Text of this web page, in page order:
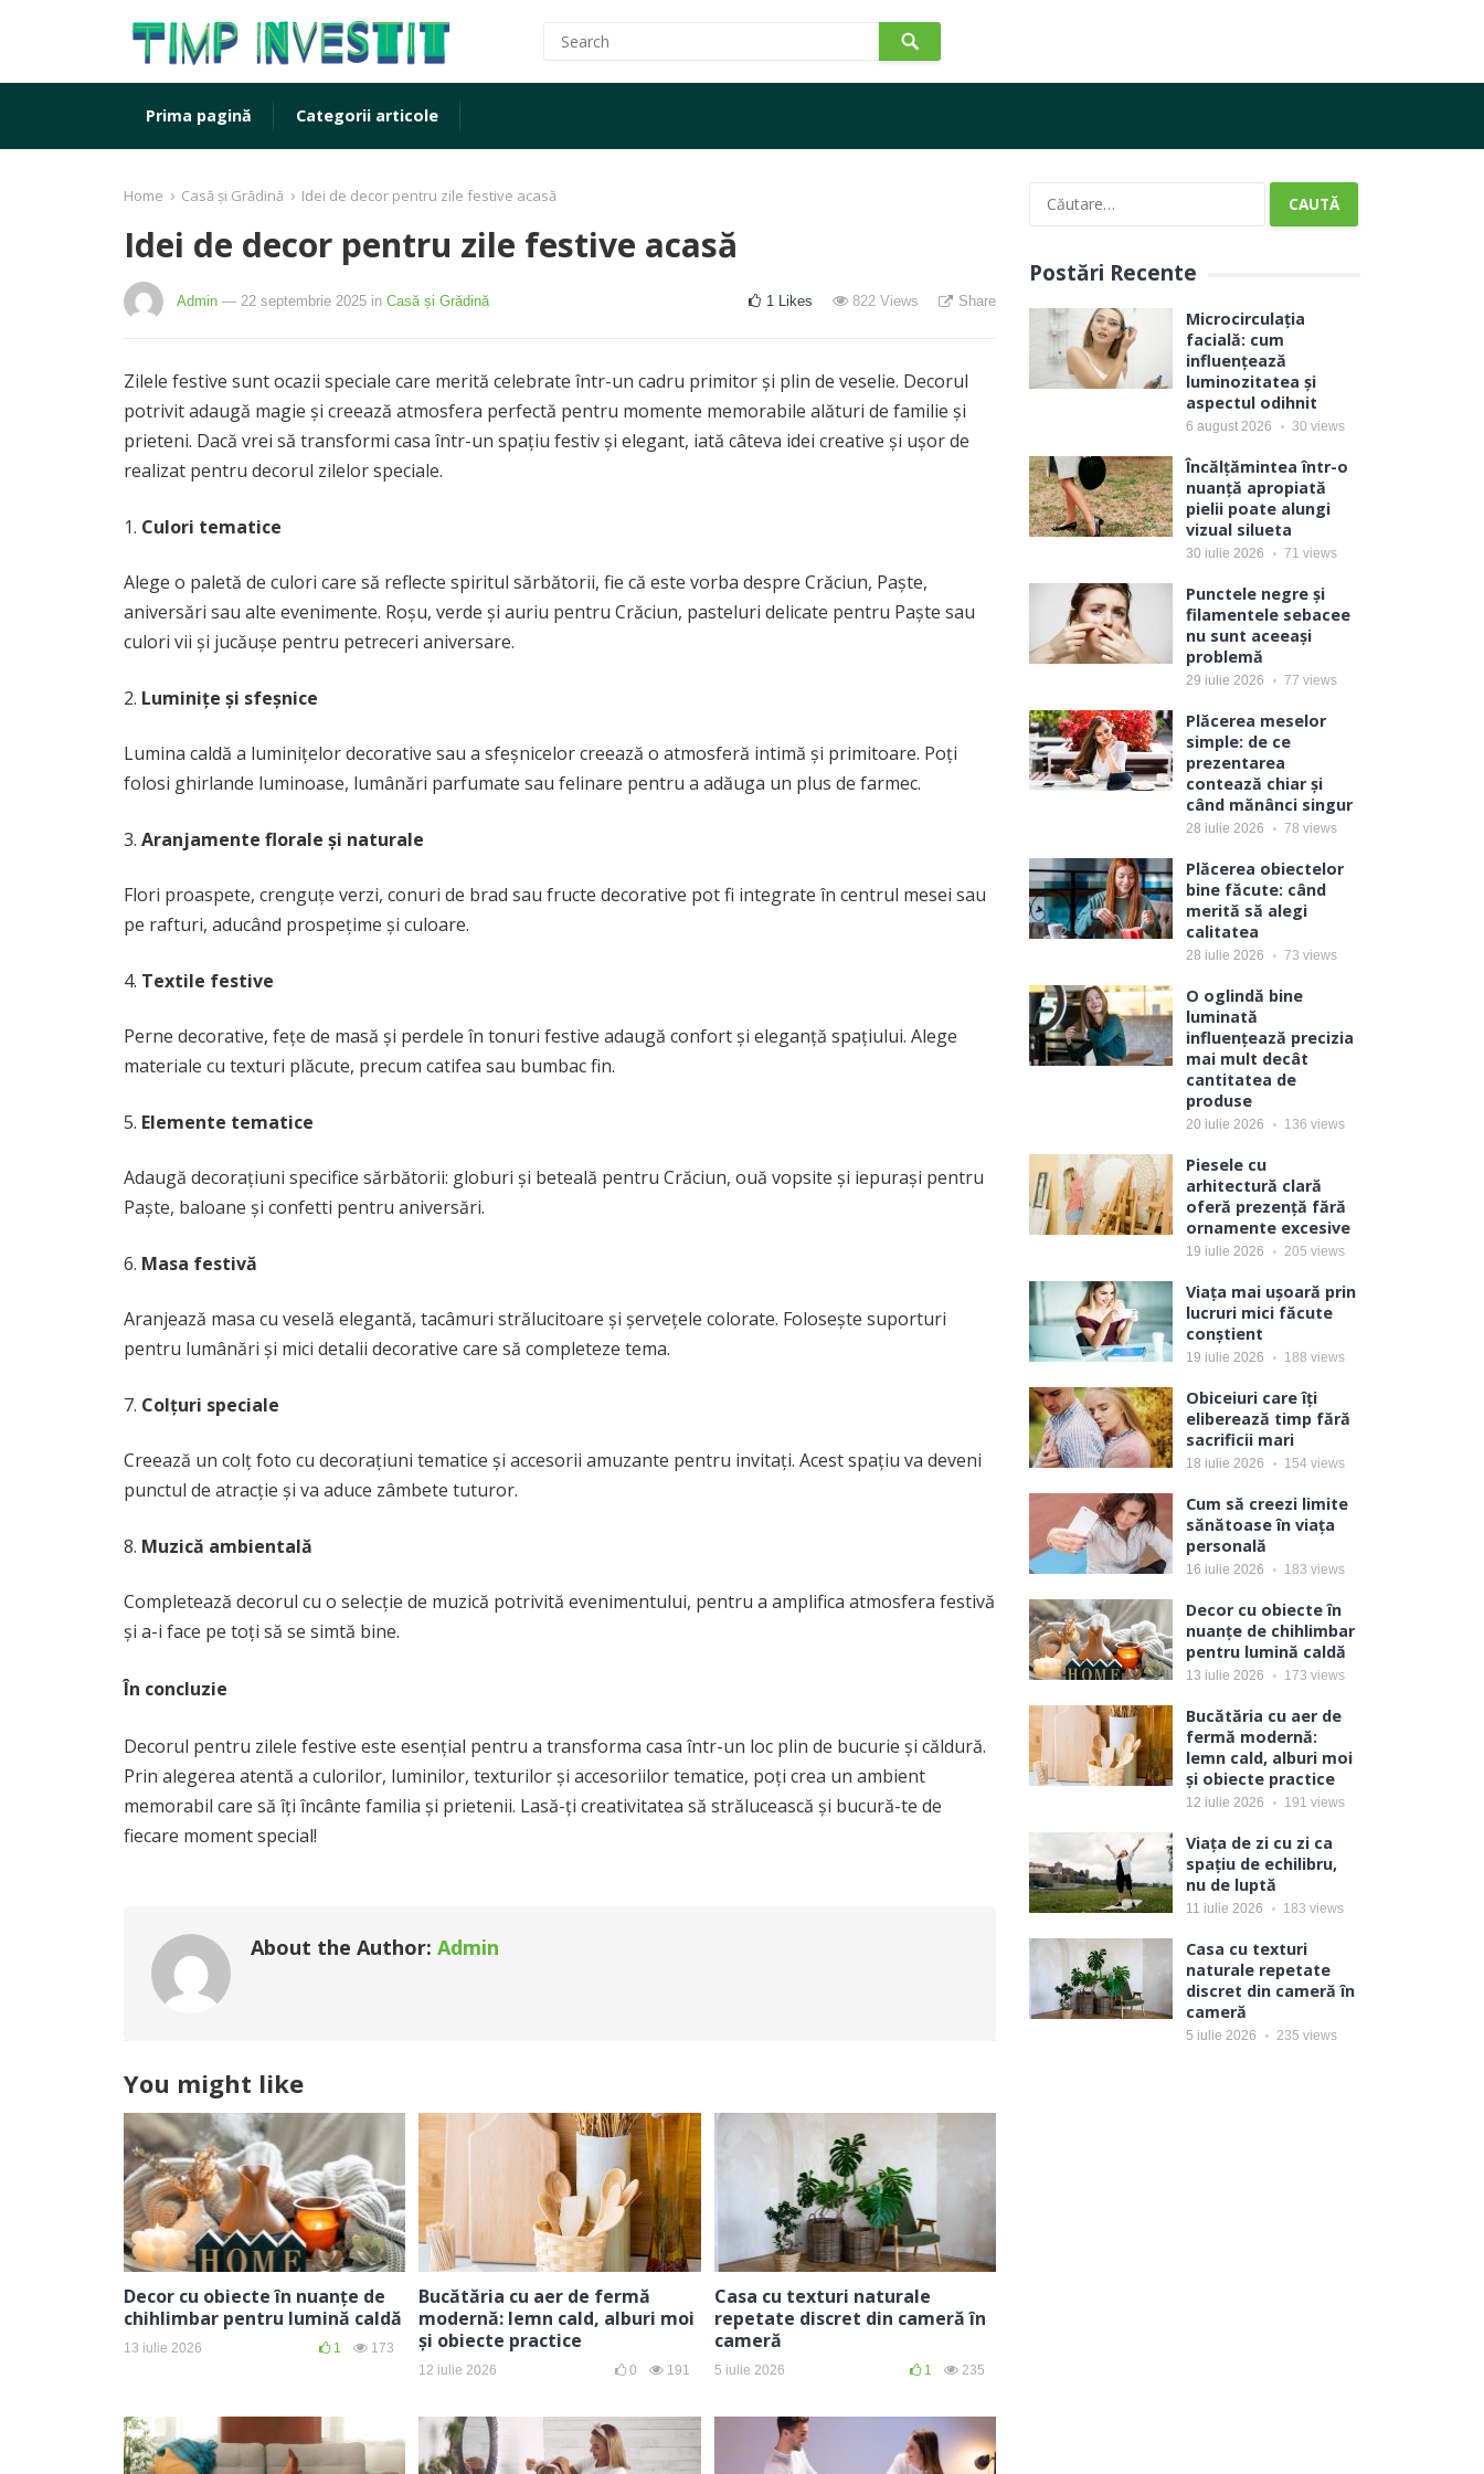
Prima pagină Categorii articole
Home › Casă și Grădină › Idei de decor pentru zile festive acasă
Idei de decor pentru zile festive acasă
Admin — 22 septembrie 2025 in Casă și Grădină 1 Likes 822 Views Share
Zilele festive sunt ocazii speciale care merită celebrate într-un cadru primitor și plin de veselie. Decorul
potrivit adaugă magie și creează atmosfera perfectă pentru momente memorabile alături de familie și
prieteni. Dacă vrei să transformi casa într-un spațiu festiv și elegant, iată câteva idei creative și ușor de
realizat pentru decorul zilelor speciale.
Culori tematice
Alege o paletă de culori care să reflecte spiritul sărbătorii, fie că este vorba despre Crăciun, Paște,
aniversări sau alte evenimente. Roșu, verde și auriu pentru Crăciun, pasteluri delicate pentru Paște sau
culori vii și jucăușe pentru petreceri aniversare.
Luminițe și sfeșnice
Lumina caldă a luminițelor decorative sau a sfeșnicelor creează o atmosferă intimă și primitoare. Poți
folosi ghirlande luminoase, lumânări parfumate sau felinare pentru a adăuga un plus de farmec.
Aranjamente florale și naturale
Flori proaspete, crenguțe verzi, conuri de brad sau fructe decorative pot fi integrate în centrul mesei sau
pe rafturi, aducând prospețime și culoare.
Textile festive
Perne decorative, fețe de masă și perdele în tonuri festive adaugă confort și eleganță spațiului. Alege
materiale cu texturi plăcute, precum catifea sau bumbac fin.
Elemente tematice
Adaugă decorațiuni specifice sărbătorii: globuri și beteală pentru Crăciun, ouă vopsite și iepurași pentru
Paște, baloane și confetti pentru aniversări.
Masa festivă
Aranjează masa cu veselă elegantă, tacâmuri strălucitoare și șervețele colorate. Folosește suporturi
pentru lumânări și mici detalii decorative care să completeze tema.
Colțuri speciale
Creează un colț foto cu decorațiuni tematice și accesorii amuzante pentru invitați. Acest spațiu va deveni
punctul de atracție și va aduce zâmbete tuturor.
Muzică ambientală
Completează decorul cu o selecție de muzică potrivită evenimentului, pentru a amplifica atmosfera festivă
și a-i face pe toți să se simtă bine.
În concluzie
Decorul pentru zilele festive este esențial pentru a transforma casa într-un loc plin de bucurie și căldură.
Prin alegerea atentă a culorilor, luminilor, texturilor și accesoriilor tematice, poți crea un ambient
memorabil care să îți încânte familia și prietenii. Lasă-ți creativitatea să strălucească și bucură-te de
fiecare moment special!
About the Author: Admin
You might like
Decor cu obiecte în nuanțe de
chihlimbar pentru lumină caldă
13 iulie 2026 1 173
Bucătăria cu aer de fermă
modernă: lemn cald, alburi moi
și obiecte practice
12 iulie 2026 0 191
Casa cu texturi naturale
repetate discret din cameră în
cameră
5 iulie 2026 1 235
Caută
Postări Recente
Microcirculația
facială: cum
influențează
luminozitatea și
aspectul odihnit
6 august 2026 30 views
Încălțămintea într-o
nuanță apropiată
pielii poate alungi
vizual silueta
30 iulie 2026 71 views
Punctele negre și
filamentele sebacee
nu sunt aceeași
problemă
29 iulie 2026 77 views
Plăcerea meselor
simple: de ce
prezentarea
contează chiar și
când mănânci singur
28 iulie 2026 78 views
Plăcerea obiectelor
bine făcute: când
merită să alegi
calitatea
28 iulie 2026 73 views
O oglindă bine
luminată
influențează precizia
mai mult decât
cantitatea de
produse
20 iulie 2026 136 views
Piesele cu
arhitectură clară
oferă prezență fără
ornamente excesive
19 iulie 2026 205 views
Viața mai ușoară prin
lucruri mici făcute
conștient
19 iulie 2026 188 views
Obiceiuri care îți
eliberează timp fără
sacrificii mari
18 iulie 2026 154 views
Cum să creezi limite
sănătoase în viața
personală
16 iulie 2026 183 views
Decor cu obiecte în
nuanțe de chihlimbar
pentru lumină caldă
13 iulie 2026 173 views
Bucătăria cu aer de
fermă modernă:
lemn cald, alburi moi
și obiecte practice
12 iulie 2026 191 views
Viața de zi cu zi ca
spațiu de echilibru,
nu de luptă
11 iulie 2026 183 views
Casa cu texturi
naturale repetate
discret din cameră în
cameră
5 iulie 2026 235 views